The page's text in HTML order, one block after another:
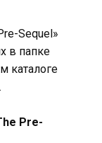
Sequel»
в папке
каталоге
Pre-